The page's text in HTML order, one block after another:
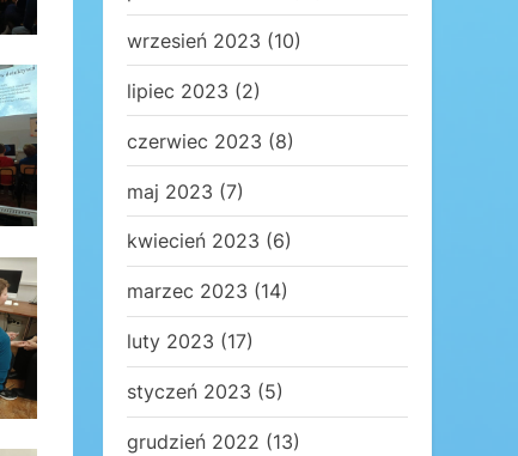
wrzesień 2023 (10)
lipiec 2023 (2)
czerwiec 2023 (8)
maj 2023 (7)
kwiecień 2023 (6)
marzec 2023 (14)
luty 2023 (17)
styczeń 2023 (5)
grudzień 2022 (13)